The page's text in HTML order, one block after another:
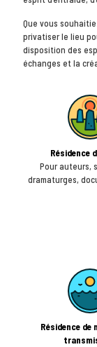
Que vous
privatiser le lieu
disposition des
échanges et la
Résidence
Pour auteurs,
dramaturges,
Résidence de